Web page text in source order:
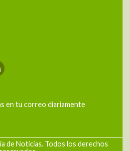
en tu correo diariamente
de Noticias. Todos los derechos